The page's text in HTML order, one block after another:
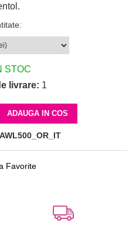
:
STOC
livrare: 1
ADAUGA IN COS
Favorite